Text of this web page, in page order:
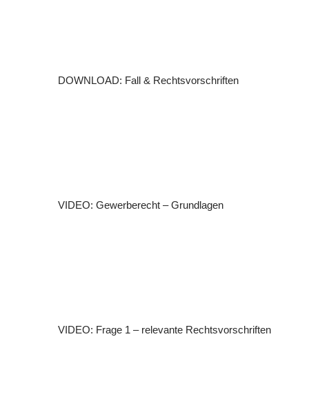
DOWNLOAD: Fall & Rechtsvorschriften
VIDEO: Gewerberecht – Grundlagen
VIDEO: Frage 1 – relevante Rechtsvorschriften